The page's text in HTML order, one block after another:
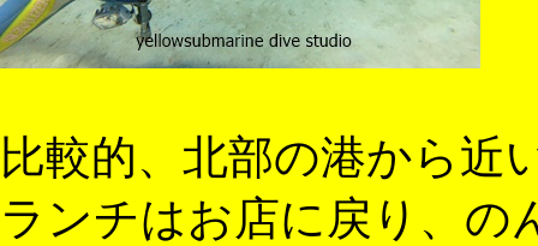
比較的、北部の港から近
ランチはお店に戻り、の